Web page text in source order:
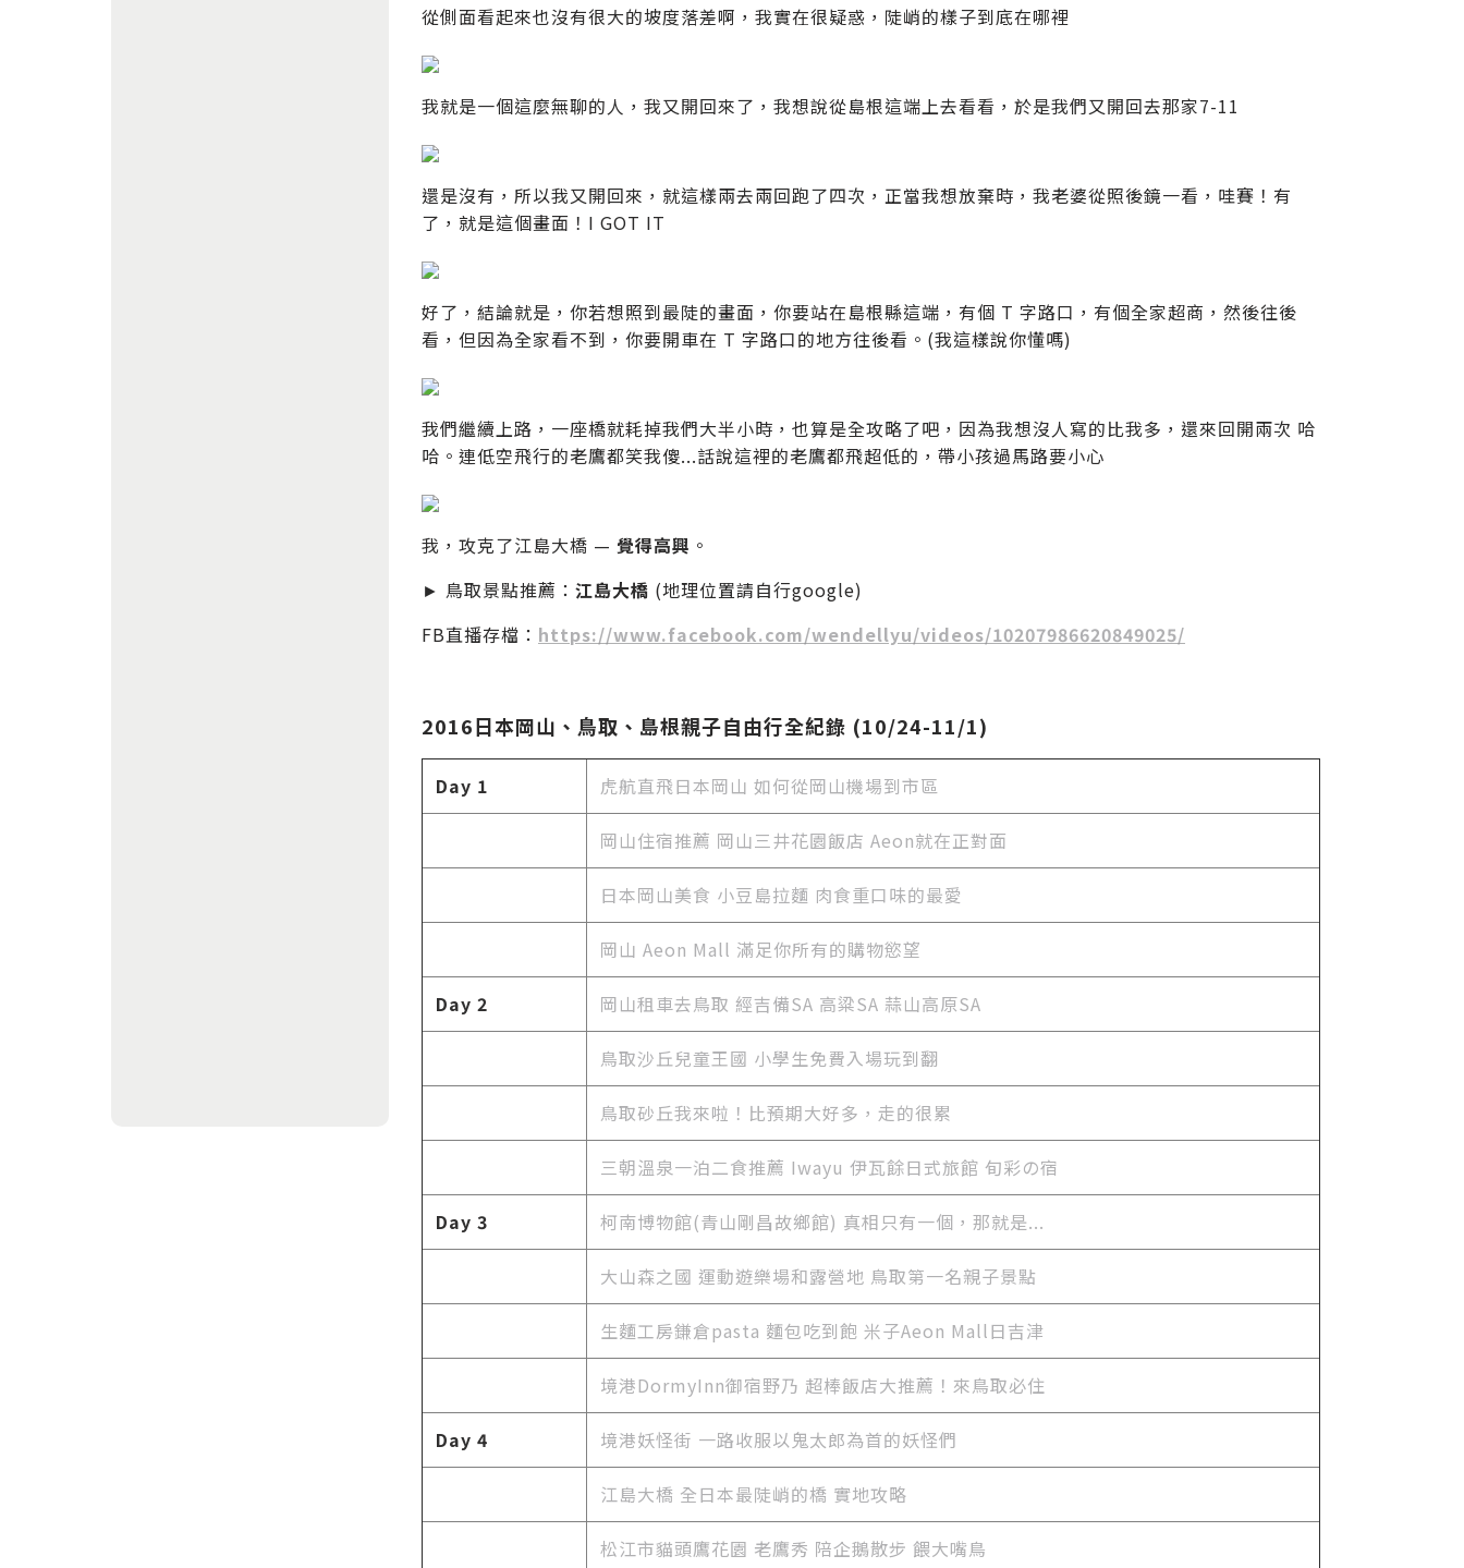
從側面看起來也沒有很大的坡度落差啊，我實在很疑惑，陡峭的樣子到底在哪裡
我就是一個這麼無聊的人，我又開回來了，我想說從島根這端上去看看，於是我們又開回去那家7-11
還是沒有，所以我又開回來，就這樣兩去兩回跑了四次，正當我想放棄時，我老婆從照後鏡一看，哇賽！有
了，就是這個畫面！I GOT IT
好了，結論就是，你若想照到最陡的畫面，你要站在島根縣這端，有個 T 字路口，有個全家超商，然後往後
看，但因為全家看不到，你要開車在 T 字路口的地方往後看。(我這樣說你懂嗎)
我們繼續上路，一座橋就耗掉我們大半小時，也算是全攻略了吧，因為我想沒人寫的比我多，還來回開兩次 哈
哈。連低空飛行的老鷹都笑我傻...話說這裡的老鷹都飛超低的，帶小孩過馬路要小心
我，攻克了江島大橋 — 覺得高興 。
► 鳥取景點推薦： 江島大橋 (地理位置請自行google)
FB直播存檔： https://www.facebook.com/wendellyu/videos/10207986620849025/
2016日本岡山、鳥取、島根親子自由行全紀錄 (10/24-11/1)
Day 1 虎航直飛日本岡山 如何從岡山機場到市區
岡山住宿推薦 岡山三井花園飯店 Aeon就在正對面
日本岡山美食 小豆島拉麵 肉食重口味的最愛
岡山 Aeon Mall 滿足你所有的購物慾望
Day 2 岡山租車去鳥取 經吉備SA 高粱SA 蒜山高原SA
鳥取沙丘兒童王國 小學生免費入場玩到翻
鳥取砂丘我來啦！比預期大好多，走的很累
三朝溫泉一泊二食推薦 Iwayu 伊瓦餘日式旅館 旬彩の宿
Day 3 柯南博物館(青山剛昌故鄉館) 真相只有一個，那就是...
大山森之國 運動遊樂場和露營地 鳥取第一名親子景點
生麵工房鎌倉pasta 麵包吃到飽 米子Aeon Mall日吉津
境港DormyInn御宿野乃 超棒飯店大推薦！來鳥取必住
Day 4 境港妖怪街 一路收服以鬼太郎為首的妖怪們
江島大橋 全日本最陡峭的橋 實地攻略
松江市貓頭鷹花園 老鷹秀 陪企鵝散步 餵大嘴鳥